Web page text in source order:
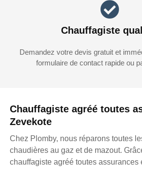
Chauffagiste agréé toutes
Zevekote
Chez Plomby, nous réparons toutes
chaudières au gaz et de mazout.
chauffagiste agréé toutes assurances
Chauffagiste
Demandez votre devis gratuit et
formulaire de contact rapide ou